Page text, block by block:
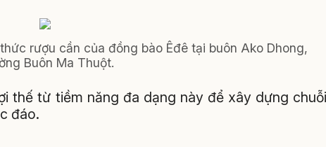
rượu cần của đồng bào Êđê tại buôn Ako Dhong,
Buôn Ma Thuột.
thế từ tiềm năng đa dạng này để xây dựng chuỗi
đáo.